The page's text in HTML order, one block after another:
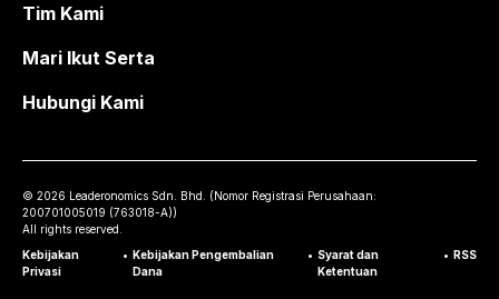
Tim Kami
Mari Ikut Serta
Hubungi Kami
© 2026 Leaderonomics Sdn. Bhd. (Nomor Registrasi Perusahaan:
200701005019 (763018-A))
All rights reserved.
Kebijakan
Privasi
• Kebijakan Pengembalian
Dana
• Syarat dan
Ketentuan
• RSS